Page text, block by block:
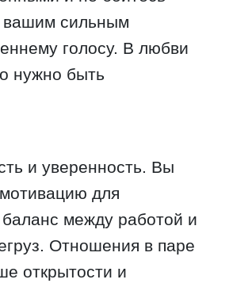
вашим сильным
голосу. В любви
нужно быть
и уверенность. Вы
для
между работой и
Отношения в паре
открытости и